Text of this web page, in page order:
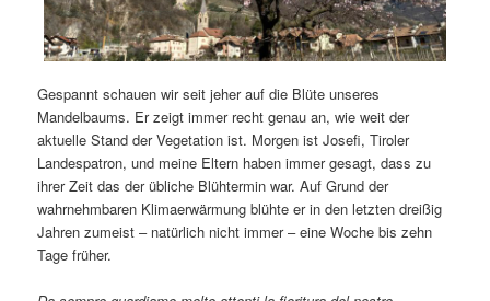
Gespannt schauen wir seit jeher auf die Blüte unseres
Mandelbaums. Er zeigt immer recht genau an, wie weit der
aktuelle Stand der Vegetation ist. Morgen ist Josefi, Tiroler
Landespatron, und meine Eltern haben immer gesagt, dass zu
ihrer Zeit das der übliche Blühtermin war. Auf Grund der
wahrnehmbaren Klimaerwärmung blühte er in den letzten dreißig
Jahren zumeist – natürlich nicht immer – eine Woche bis zehn
Tage früher.